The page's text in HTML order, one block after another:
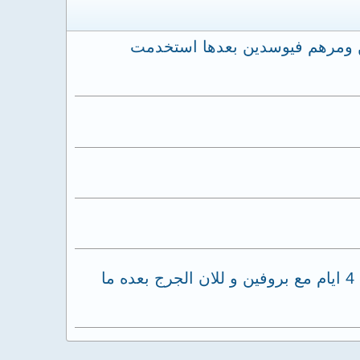
ومرهم فيوسدين بعدها استخدمت
انا قبل 10 ايام عملت عملية ازالة الظفر الغائر و كان في صديد في الجرح اخذت مضاد حيوي لمدة 4 ايام مع بروفين و للان الجرج بعده ما